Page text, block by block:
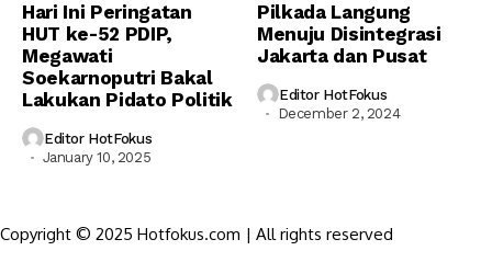
Hari Ini Peringatan
HUT ke-52 PDIP,
Megawati
Soekarnoputri Bakal
Lakukan Pidato Politik
Editor HotFokus
January 10, 2025
Pilkada Langung
Menuju Disintegrasi
Jakarta dan Pusat
Editor HotFokus
December 2, 2024
Copyright © 2025 Hotfokus.com | All rights reserved